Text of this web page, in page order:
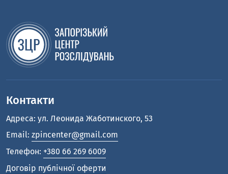
Контакти
Адреса: ул. Леонида Жаботинского, 53
Email: zpincenter@gmail.com
Телефон: +380 66 269 6009
Договір публічної оферти